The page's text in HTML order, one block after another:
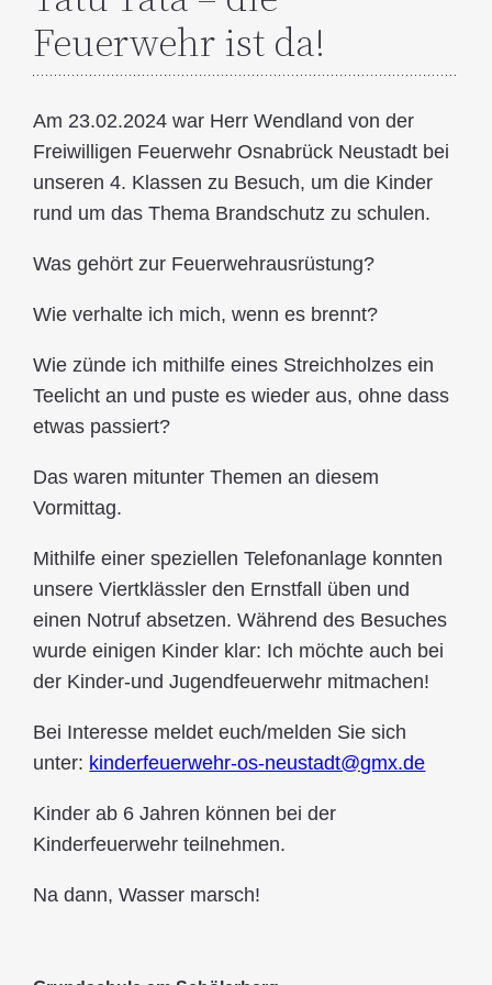
Feuerwehr ist da!
Am 23.02.2024 war Herr Wendland von der
Freiwilligen Feuerwehr Osnabrück Neustadt bei
unseren 4. Klassen zu Besuch, um die Kinder
rund um das Thema Brandschutz zu schulen.
Was gehört zur Feuerwehrausrüstung?
Wie verhalte ich mich, wenn es brennt?
Wie zünde ich mithilfe eines Streichholzes ein
Teelicht an und puste es wieder aus, ohne dass
etwas passiert?
Das waren mitunter Themen an diesem
Vormittag.
Mithilfe einer speziellen Telefonanlage konnten
unsere Viertklässler den Ernstfall üben und
einen Notruf absetzen. Während des Besuches
wurde einigen Kinder klar: Ich möchte auch bei
der Kinder-und Jugendfeuerwehr mitmachen!
Bei Interesse meldet euch/melden Sie sich
unter: kinderfeuerwehr-os-neustadt@gmx.de
Kinder ab 6 Jahren können bei der
Kinderfeuerwehr teilnehmen.
Na dann, Wasser marsch!